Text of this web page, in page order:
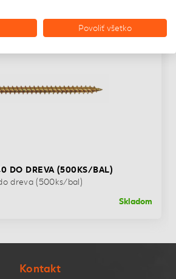
DO DREVA (500KS/BAL)
dreva (500ks/bal)
Skladom
Kontakt
Povoliť všetko